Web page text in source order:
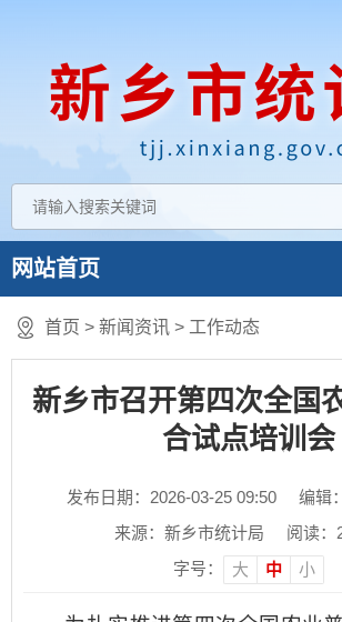
网站首页
首页 > 新闻资讯 > 工作动态
新乡市召开第四次全国
合试点培训会
发布日期：2026-03-25 09:50
编辑
来源：新乡市统计局
阅读：
字号：
大 中 小